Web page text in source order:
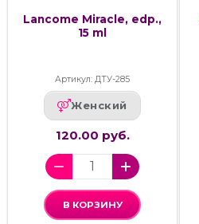
Lancome Miracle, edp.,
15 ml
Артикул: ДТУ-285
Женский
120.00 руб.
В КОРЗИНУ